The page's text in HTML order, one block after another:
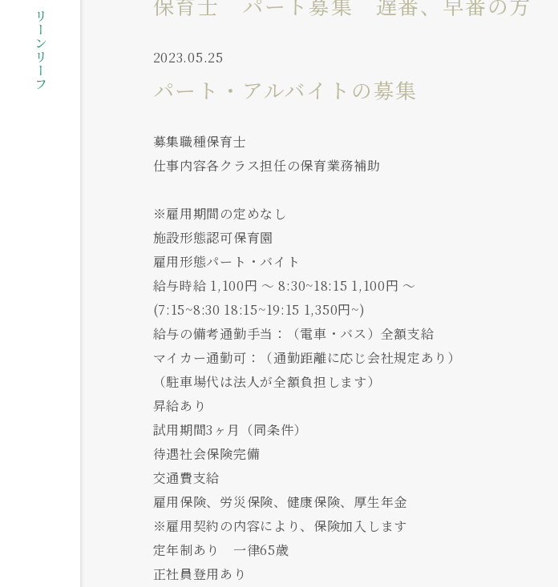
2023.05.25
パート・アルバイトの募集
募集職種保育士
仕事内容各クラス担任の保育業務補助
※雇用期間の定めなし
施設形態認可保育園
雇用形態パート・バイト
給与時給 1,100円 〜 8:30~18:15 1,100円 〜
(7:15~8:30 18:15~19:15 1,350円~)
給与の備考通勤手当：（電車・バス）全額支給
マイカー通勤可：（通勤距離に応じ会社規定あり）
（駐車場代は法人が全額負担します）
昇給あり
試用期間3ヶ月（同条件）
待遇社会保険完備
交通費支給
雇用保険、労災保険、健康保険、厚生年金
※雇用契約の内容により、保険加入します
定年制あり 一律65歳
正社員登用あり